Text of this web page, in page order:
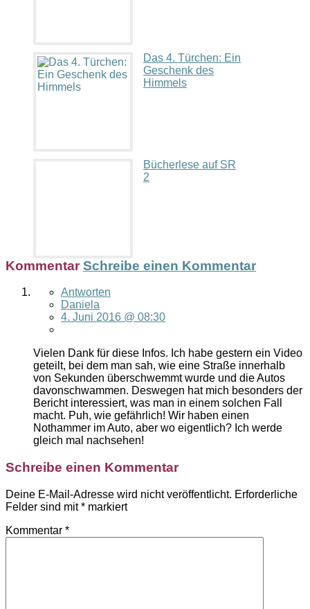
Das 4. Türchen: Ein
Geschenk des
Himmels
Bücherlese auf SR
2
KommentarSchreibe einen Kommentar
Antworten
Daniela
4. Juni 2016 @ 08:30
Vielen Dank für diese Infos. Ich habe gestern ein Video
geteilt, bei dem man sah, wie eine Straße innerhalb
von Sekunden überschwemmt wurde und die Autos
davonschwammen. Deswegen hat mich besonders der
Bericht interessiert, was man in einem solchen Fall
macht. Puh, wie gefährlich! Wir haben einen
Nothammer im Auto, aber wo eigentlich? Ich werde
gleich mal nachsehen!
Schreibe einen Kommentar
Deine E-Mail-Adresse wird nicht veröffentlicht. Erforderliche
Felder sind mit* markiert
Kommentar *